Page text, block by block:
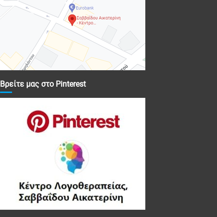
Βρείτε μας στο Pinterest